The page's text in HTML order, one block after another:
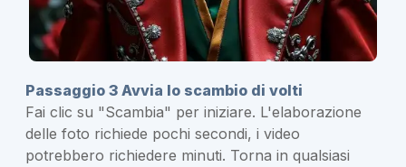
Passaggio 3 Avvia lo scambio di volti
Fai clic su "Scambia" per iniziare. L'elaborazione
delle foto richiede pochi secondi, i video
potrebbero richiedere minuti. Torna in qualsiasi